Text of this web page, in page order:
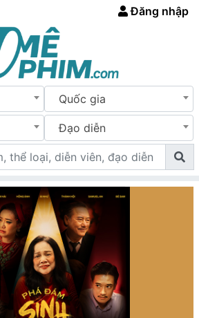
Đăng nhập
Quốc gia
Đạo diễn